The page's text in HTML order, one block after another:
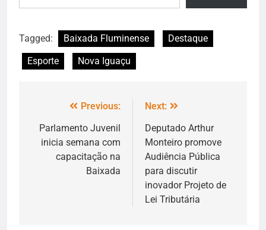
Tagged: Baixada Fluminense
Destaque
Esporte
Nova Iguaçu
Previous:
Parlamento Juvenil
inicia semana com
capacitação na
Baixada
Next:
Deputado Arthur
Monteiro promove
Audiência Pública
para discutir
inovador Projeto de
Lei Tributária